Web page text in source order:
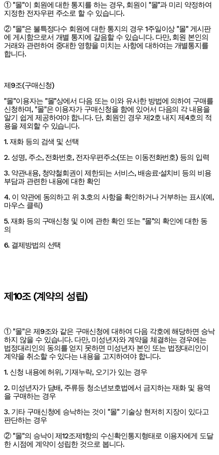
① "몰"이 회원에 대한 통지를 하는 경우, 회원이 "몰"과 미리 약정하여
지정한 전자우편 주소로 할 수 있습니다.
② "몰"은 불특정다수 회원에 대한 통지의 경우 1주일이상 "몰" 게시판
에 게시함으로서 개별 통지에 갈음할 수 있습니다. 다만, 회원 본인의
거래와 관련하여 중대한 영향을 미치는 사항에 대하여는 개별통지를
합니다.
제9조(구매신청)
"몰"이용자는 "몰"상에서 다음 또는 이와 유사한 방법에 의하여 구매를
신청하며, "몰"은 이용자가 구매신청을 함에 있어서 다음의 각 내용을
알기 쉽게 제공하여야 합니다. 단, 회원인 경우 제2호 내지 제4호의 적
용을 제외할 수 있습니다.
1. 재화 등의 검색 및 선택
2. 성명, 주소, 전화번호, 전자우편주소(또는 이동전화번호) 등의 입력
3. 약관내용, 청약철회권이 제한되는 서비스, 배송료·설치비 등의 비용
부담과 관련한 내용에 대한 확인
4. 이 약관에 동의하고 위 3.호의 사항을 확인하거나 거부하는 표시(예,
마우스 클릭)
5. 재화 등의 구매신청 및 이에 관한 확인 또는 "몰"의 확인에 대한 동
의
6. 결제방법의 선택
제10조 (계약의 성립)
① "몰"은 제9조와 같은 구매신청에 대하여 다음 각호에 해당하면 승낙
하지 않을 수 있습니다. 다만, 미성년자와 계약을 체결하는 경우에는
법정대리인의 동의를 얻지 못하면 미성년자 본인 또는 법정대리인이
계약을 취소할 수 있다는 내용을 고지하여야 합니다.
1. 신청 내용에 허위, 기재누락, 오기가 있는 경우
2. 미성년자가 담배, 주류등 청소년보호법에서 금지하는 재화 및 용역
을 구매하는 경우
3. 기타 구매신청에 승낙하는 것이 "몰" 기술상 현저히 지장이 있다고
판단하는 경우
② "몰"의 승낙이 제12조제1항의 수신확인통지형태로 이용자에게 도달
한 시점에 계약이 성립한 것으로 봅니다.